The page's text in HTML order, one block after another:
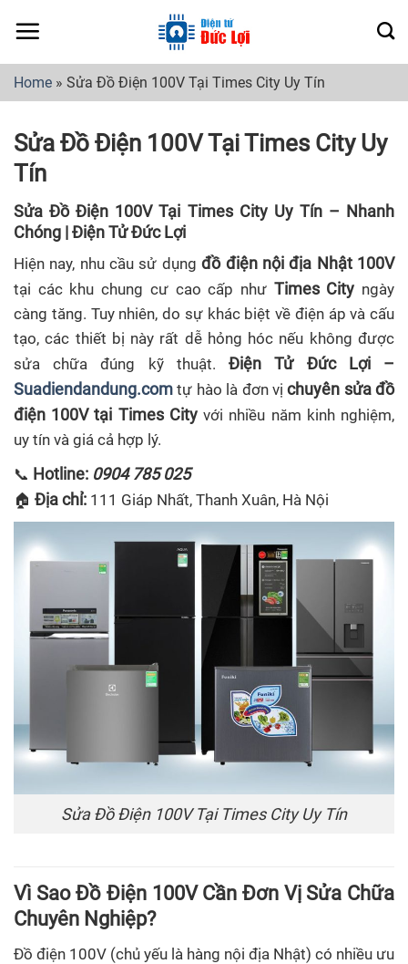
Home » Sửa Đồ Điện 100V Tại Times City Uy Tín
Sửa Đồ Điện 100V Tại Times City Uy
Tín
Sửa Đồ Điện 100V Tại Times City Uy Tín – Nhanh
Chóng | Điện Tử Đức Lợi
Hiện nay, nhu cầu sử dụngđồ điện nội địa Nhật 100V
tại các khu chung cư cao cấp như Times City ngày
càng tăng. Tuy nhiên, do sự khác biệt về điện áp và cấu
tạo, các thiết bị này rất dễ hỏng hóc nếu không được
sửa chữa đúng kỹ thuật.Điện Tử Đức Lợi –
Suadiendandung.com tự hào là đơn vịchuyên sửa đồ
điện 100V tại Times Cityvới nhiều năm kinh nghiệm,
uy tín và giá cả hợp lý.
📞 Hotline: 0904 785 025
🏠 Địa chỉ: 111 Giáp Nhất, Thanh Xuân, Hà Nội
Sửa Đồ Điện 100V Tại Times City Uy Tín
Vì Sao Đồ Điện 100V Cần Đơn Vị Sửa Chữa
Chuyên Nghiệp?
Đồ điện 100V (chủ yếu là hàng nội địa Nhật) có nhiều ưu